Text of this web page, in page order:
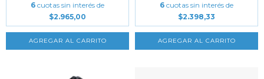
6 cuotas sin interés de
$2.965,00
6 cuotas sin interés de
$2.398,33